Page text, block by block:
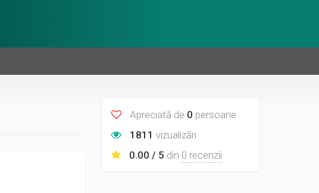
Apreciată de 0 persoane
1811 vizualizări
0.00 / 5 din 0 recenzii